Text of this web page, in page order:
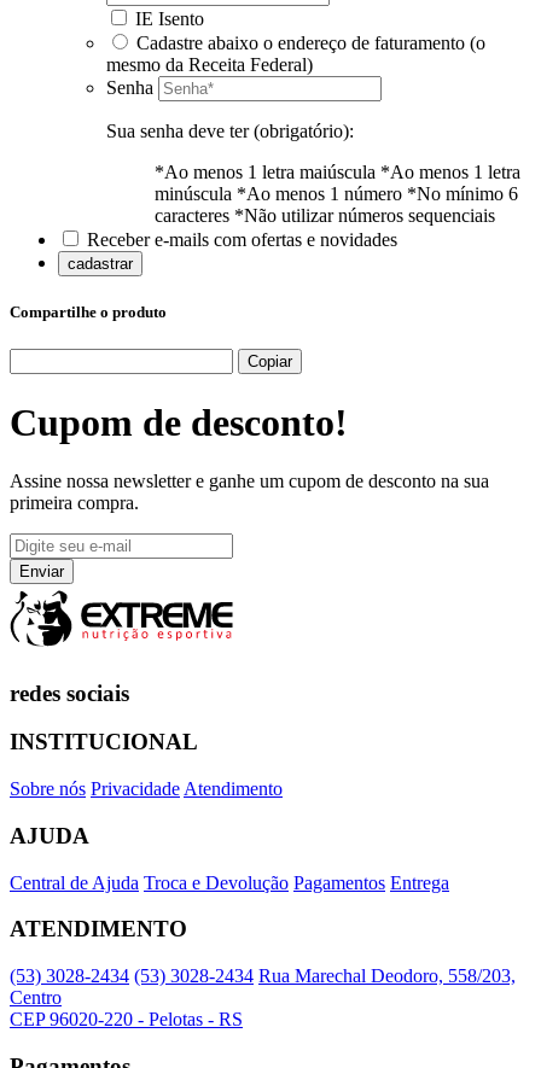
IE Isento
Cadastre abaixo o endereço de faturamento (o
mesmo da Receita Federal)
Senha
Sua senha deve ter (obrigatório):
*Ao menos 1 letra maiúscula *Ao menos 1 letra
minúscula *Ao menos 1 número *No mínimo 6
caracteres *Não utilizar números sequenciais
Receber e-mails com ofertas e novidades
cadastrar
Compartilhe o produto
Copiar
Cupom de desconto!
Assine nossa newsletter e ganhe um cupom de desconto na sua
primeira compra.
redes sociais
INSTITUCIONAL
Sobre nós Privacidade Atendimento
AJUDA
Central de Ajuda Troca e Devolução Pagamentos Entrega
ATENDIMENTO
(53) 3028-2434 (53) 3028-2434 Rua Marechal Deodoro, 558/203,
Centro
CEP 96020-220 - Pelotas - RS